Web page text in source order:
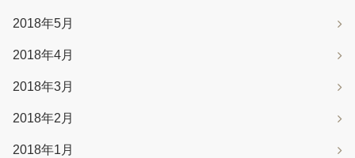
2018年5月
2018年4月
2018年3月
2018年2月
2018年1月